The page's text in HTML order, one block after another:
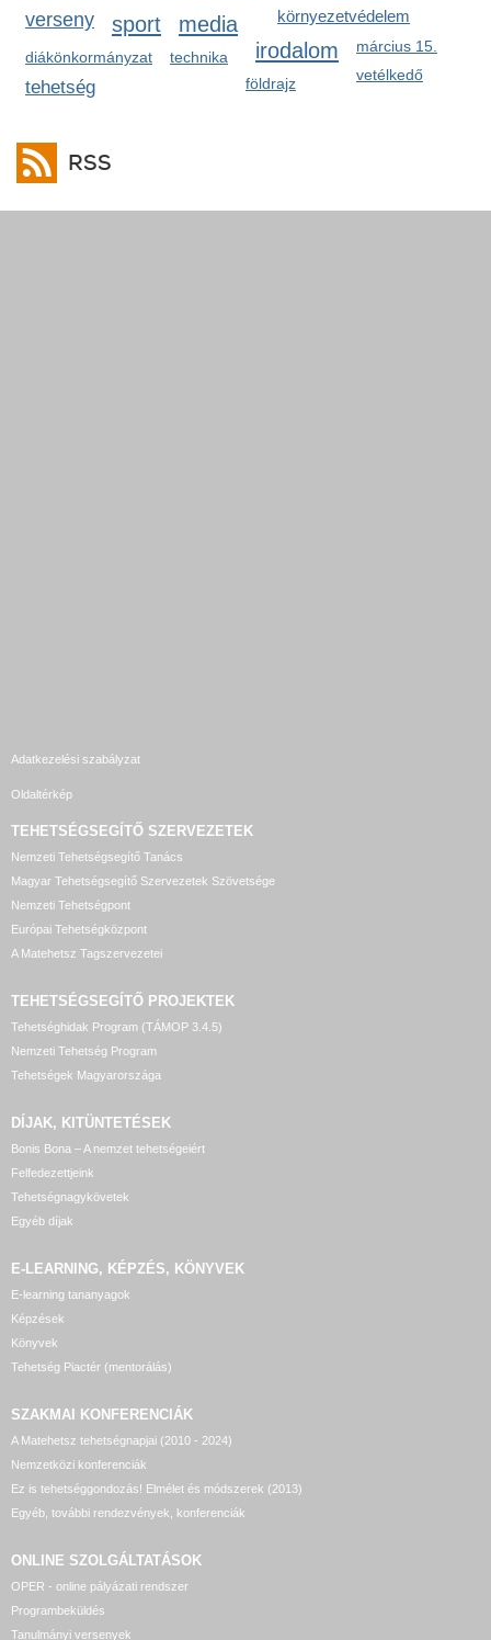
környezetvédelem
verseny sport
media
irodalom
diákönkormányzat
március 15.
technika
vetélkedő
földrajz
tehetség
RSS
Adatkezelési szabályzat
Oldaltérkép
TEHETSÉGSEGÍTŐ SZERVEZETEK
Nemzeti Tehetségsegítő Tanács
Magyar Tehetségsegítő Szervezetek Szövetsége
Nemzeti Tehetségpont
Európai Tehetségközpont
A Matehetsz Tagszervezetei
TEHETSÉGSEGÍTŐ PROJEKTEK
Tehetséghidak Program (TÁMOP 3.4.5)
Nemzeti Tehetség Program
Tehetségek Magyarországa
DÍJAK, KITÜNTETÉSEK
Bonis Bona – A nemzet tehetségeiért
Felfedezettjeink
Tehetségnagykövetek
Egyéb díjak
E-LEARNING, KÉPZÉS, KÖNYVEK
E-learning tananyagok
Képzések
Könyvek
Tehetség Piactér (mentorálás)
SZAKMAI KONFERENCIÁK
A Matehetsz tehetségnapjai (2010 - 2024)
Nemzetközi konferenciák
Ez is tehetséggondozás! Elmélet és módszerek (2013)
Egyéb, további rendezvények, konferenciák
ONLINE SZOLGÁLTATÁSOK
OPER - online pályázati rendszer
Programbeküldés
Tanulmányi versenyek